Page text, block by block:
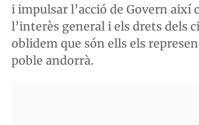
i impulsar l’acció de Govern així
l’interès general i els drets dels
oblidem que són ells els
poble andorrà.